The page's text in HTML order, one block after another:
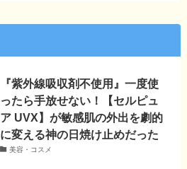
『紫外線吸収剤不使用』一度使
ったら手放せない！【セルピュ
ア UVX】が敏感肌の外出を劇的
に変える神の日焼け止めだった
美容・コスメ